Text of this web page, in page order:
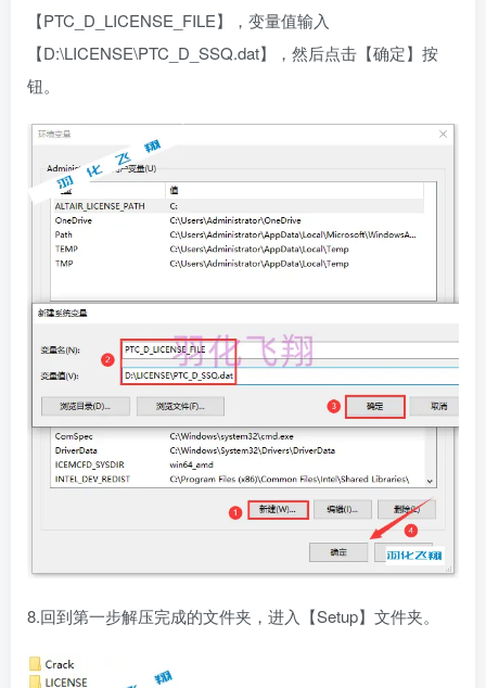
【PTC_D_LICENSE_FILE】，变量值输入
【D:\LICENSE\PTC_D_SSQ.dat】，然后点击【确定】按
钮。
8.回到第一步解压完成的文件夹，进入【Setup】文件夹。